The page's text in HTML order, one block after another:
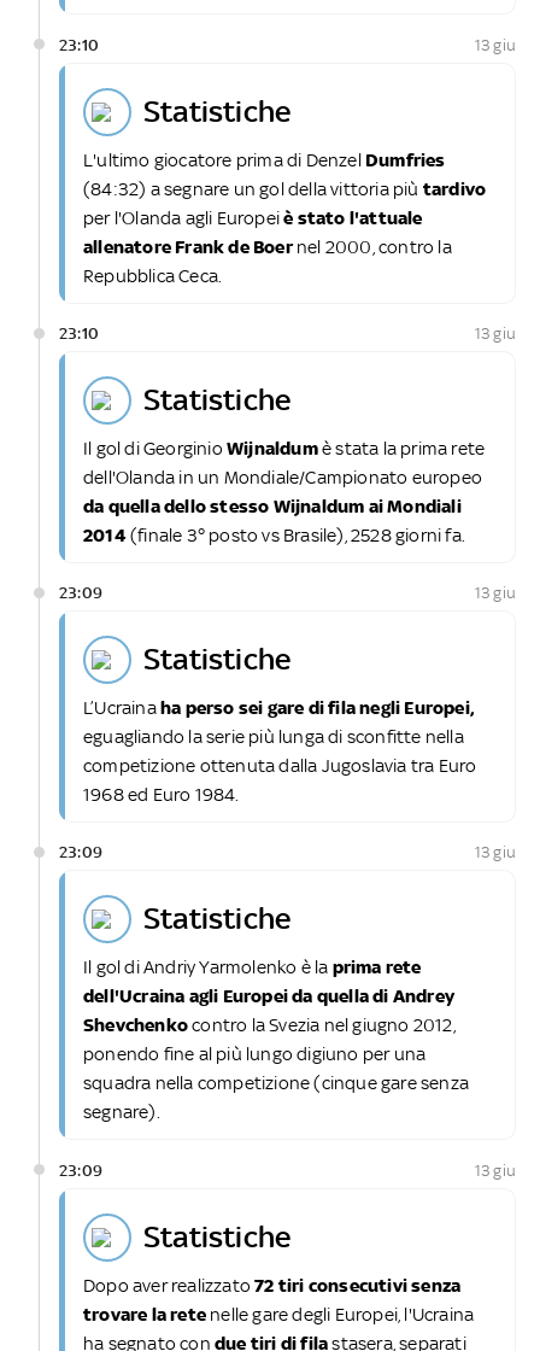
23:10 13 giu
statistiche
L'ultimo giocatore prima di Denzel Dumfries
(84:32) a segnare un gol della vittoria più tardivo
per l'Olanda agli Europeiè stato l'attuale
allenatore Frank de Boernel 2000, contro la
Repubblica Ceca.
23:10 13 giu
statistiche
Il gol di Georginio Wijnaldumè stata la prima rete
dell'Olanda in un Mondiale/Campionato europeo
da quella dello stesso Wijnaldum ai Mondiali
2014(finale 3° posto vs Brasile), 2528 giorni fa.
23:09 13 giu
statistiche
L’Ucrainaha perso sei gare di fila negli Europei,
eguagliando la serie più lunga di sconfitte nella
competizione ottenuta dalla Jugoslavia tra Euro
1968 ed Euro 1984.
23:09 13 giu
statistiche
Il gol di Andriy Yarmolenko è la prima rete
dell'Ucraina agli Europei da quella di Andrey
Shevchenkocontro la Svezia nel giugno 2012,
ponendo fine al più lungo digiuno per una
squadra nella competizione (cinque gare senza
segnare).
23:09 13 giu
statistiche
Dopo aver realizzato72 tiri consecutivi senza
trovare la rete nelle gare degli Europei, l'Ucraina
ha segnato con due tiri di filastasera, separati